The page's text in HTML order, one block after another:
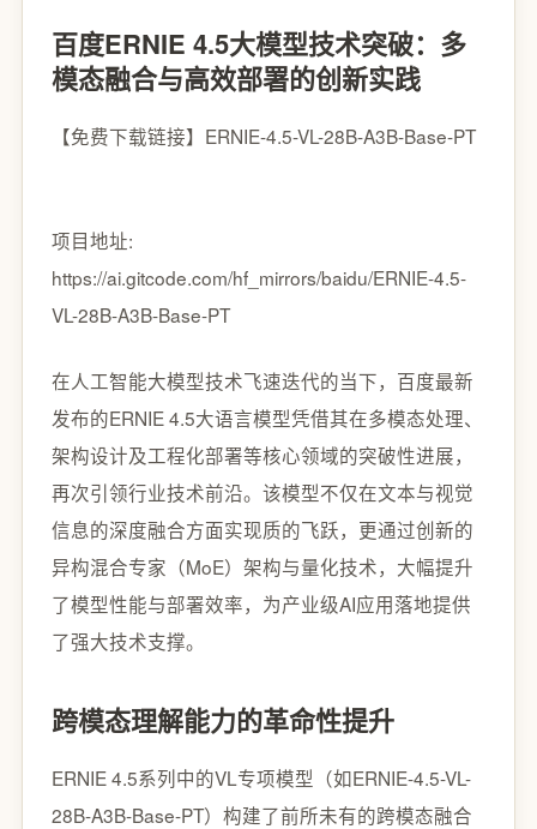
百度ERNIE 4.5大模型技术突破：多
模态融合与高效部署的创新实践
【免费下载链接】ERNIE-4.5-VL-28B-A3B-Base-PT
项目地址:
https://ai.gitcode.com/hf_mirrors/baidu/ERNIE-4.5-
VL-28B-A3B-Base-PT
在人工智能大模型技术飞速迭代的当下，百度最新
发布的ERNIE 4.5大语言模型凭借其在多模态处理、
架构设计及工程化部署等核心领域的突破性进展，
再次引领行业技术前沿。该模型不仅在文本与视觉
信息的深度融合方面实现质的飞跃，更通过创新的
异构混合专家（MoE）架构与量化技术，大幅提升
了模型性能与部署效率，为产业级AI应用落地提供
了强大技术支撑。
跨模态理解能力的革命性提升
ERNIE 4.5系列中的VL专项模型（如ERNIE-4.5-VL-
28B-A3B-Base-PT）构建了前所未有的跨模态融合